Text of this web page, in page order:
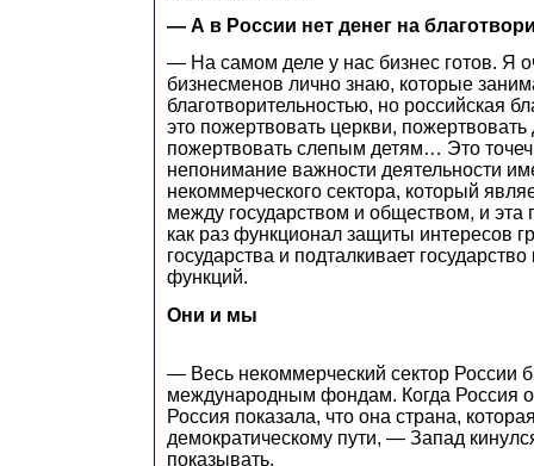
— А в России нет денег на
— На самом деле у нас бизнес готов. Я
бизнесменов лично знаю, которые
благотворительностью, но российская
это пожертвовать церкви,
пожертвовать слепым детям… Это
непонимание важности деятельности
некоммерческого сектора, который
между государством и обществом, и эта
как раз функционал защиты интересов
государства и подталкивает
функций.
Они и мы
— Весь некоммерческий сектор России
международным фондам. Когда Россия
Россия показала, что она страна,
демократическому пути, — Запад
показывать.